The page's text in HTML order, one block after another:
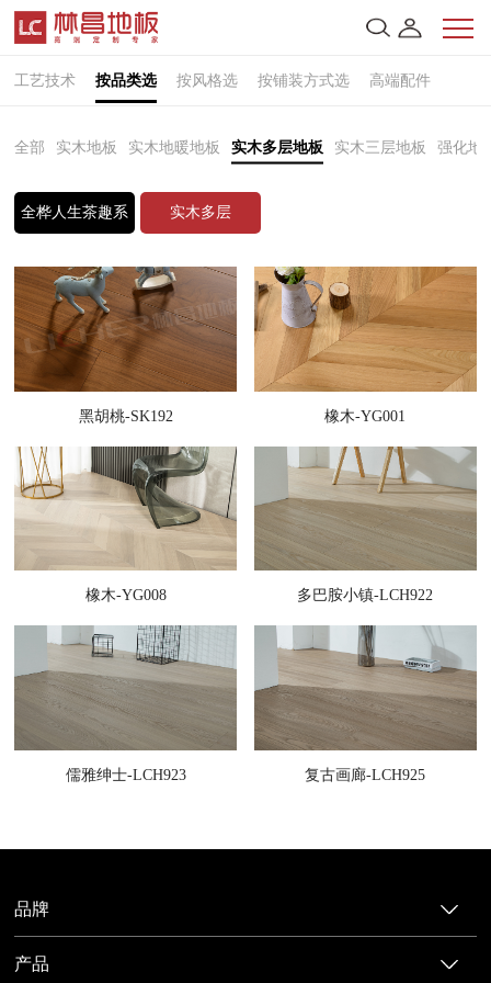
工艺技术 按品类选 按风格选 按铺装方式选 高端配件
全部 实木地板 实木地暖地板 实木多层地板 实木三层地板 强化地
全桦人生茶趣系 实木多层
黑胡桃-SK192 橡木-YG001
橡木-YG008 多巴胺小镇-LCH922
儒雅绅士-LCH923 复古画廊-LCH925
品牌
产品